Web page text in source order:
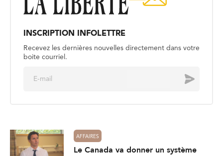
INSCRIPTION INFOLETTRE
Recevez les dernières nouvelles directement dans votre
boite courriel.
Envoyer
AFFAIRES
Le Canada va donner un système